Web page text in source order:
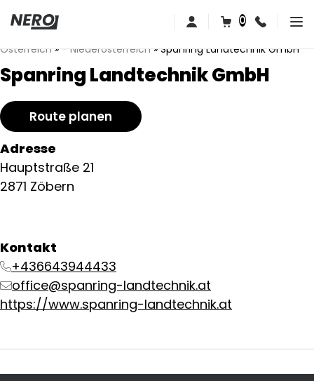
0
Österreich»- Niederösterreich»Spanring Landtechnik GmbH
Spanring Landtechnik GmbH
Route planen
Adresse
Hauptstraße 21
2871 Zöbern
Kontakt
+436643944433
office@spanring-landtechnik.at
https://www.spanring-landtechnik.at